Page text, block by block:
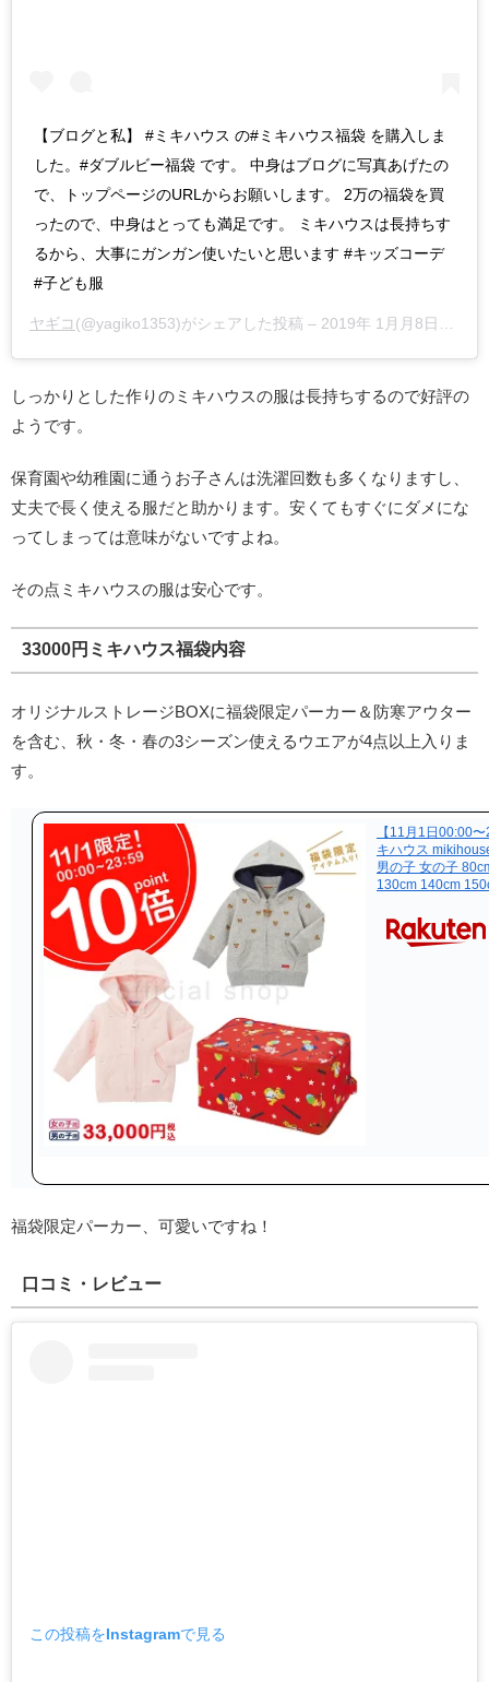
【ブログと私】 #ミキハウス の#ミキハウス福袋 を購入しま
した。#ダブルビー福袋 です。 中身はブログに写真あげたの
で、トップページのURLからお願いします。 2万の福袋を買
ったので、中身はとっても満足です。 ミキハウスは長持ちす
るから、大事にガンガン使いたいと思います #キッズコーデ
#子ども服
ヤギコ (@yagiko1353)がシェアした投稿 – 2019年 1月月8日午後9時34分PST
しっかりとした作りのミキハウスの服は長持ちするので好評の
ようです。
保育園や幼稚園に通うお子さんは洗濯回数も多くなりますし、
丈夫で長く使える服だと助かります。安くてもすぐにダメにな
ってしまっては意味がないですよね。
その点ミキハウスの服は安心です。
33000円ミキハウス福袋内容
オリジナルストレージBOXに福袋限定パーカー＆防寒アウター
を含む、秋・冬・春の3シーズン使えるウエアが4点以上 入りま
す。
【11月1日00:00
キハウス
男の子 女の子
130cm 140cm
福袋限定パーカー、可愛いですね！
口コミ・レビュー
この投稿をInstagramで見る